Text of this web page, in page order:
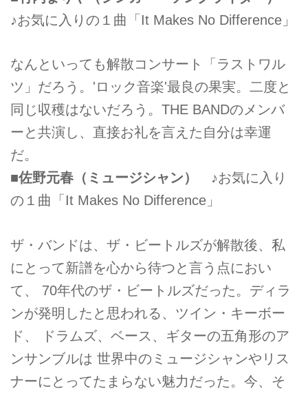
♪お気に入りの１曲「It Makes No Difference」
なんといっても解散コンサート「ラストワル
ツ」だろう。'ロック音楽'最良の果実。二度と
同じ収穫はないだろう。THE BANDのメンバ
ーと共演し、直接お礼を言えた自分は幸運
だ。
■佐野元春（ミュージシャン）
♪お気に入り
の１曲「It Makes No Difference」
ザ・バンドは、ザ・ビートルズが解散後、私
にとって新譜を心から待つと言う点におい
て、 70年代のザ・ビートルズだった。ディラ
ンが発明したと思われる、ツイン・キーボー
ド、 ドラムズ、ベース、ギターの五角形のア
ンサンブルは 世界中のミュージシャンやリス
ナーにとってたまらない魅力だった。今、そ